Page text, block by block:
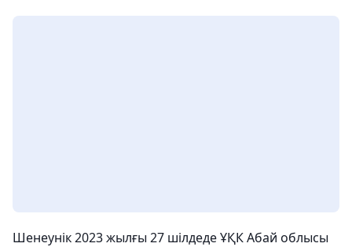
Шенеунік 2023 жылғы 27 шілдеде ҰҚК Абай облысы